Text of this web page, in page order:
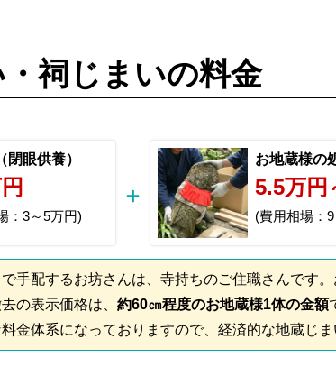
祠じまいの料金
閉眼供養）
：3～5万円)
お地蔵様の
5.5万円
(費用相場：
手配するお坊さんは、寺持ちのご住職さんです
の表示価格は、 約60㎝程度のお地蔵様1体の金額
金体系になっておりますので、経済的な地蔵じま